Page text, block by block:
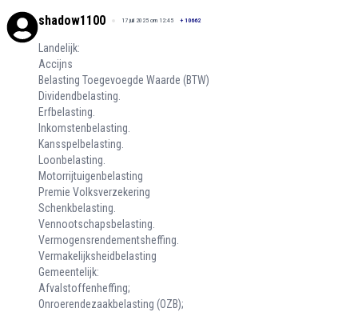
shadow1100 17 juli 2025 om 12:45 + 10662
Landelijk:
Accijns
Belasting Toegevoegde Waarde (BTW)
Dividendbelasting.
Erfbelasting.
Inkomstenbelasting.
Kansspelbelasting.
Loonbelasting.
Motorrijtuigenbelasting
Premie Volksverzekering
Schenkbelasting.
Vennootschapsbelasting.
Vermogensrendementsheffing.
Vermakelijksheidbelasting
Gemeentelijk:
Afvalstoffenheffing;
Onroerendezaakbelasting (OZB);